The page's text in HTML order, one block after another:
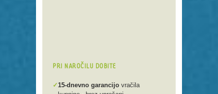
PRI NAROČILU DOBITE
✓15-dnevno garancijo vračila